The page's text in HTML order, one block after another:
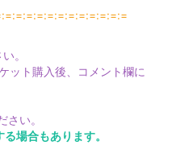
。
ット購入後、コメント欄に
さい。
場合もあります。